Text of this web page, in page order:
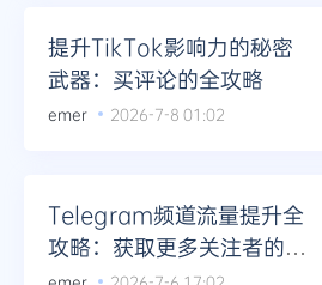
提升TikTok影响力的秘密
武器：买评论的全攻略
emer 2026-7-8 01:02
Telegram频道流量提升全
攻略：获取更多关注者的妙
招
emer 2026-7-6 17:02